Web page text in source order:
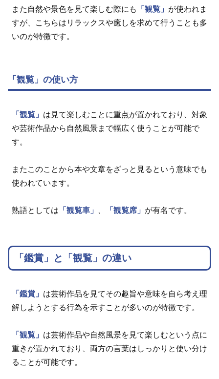
また自然や景色を見て楽しむ際にも 「観覧」 が使われま
すが、こちらはリラックスや癒しを求めて行うことも多
いのが特徴です。
「観覧」の使い方
「観覧」 は見て楽しむことに重点が置かれており、対象
や芸術作品から自然風景まで幅広く使うことが可能で
す。
またこのことから本や文章をざっと見るという意味でも
使われています。
熟語としては 「観覧車」 「観覧席」 が有名です。
「鑑賞」と「観覧」の違い
「鑑賞」 は芸術作品を見てその趣旨や意味を自ら考え理
解しようとする行為を示すことが多いのが特徴です。
「観覧」 は芸術作品や自然風景を見て楽しむという点に
重きが置かれており、両方の言葉はしっかりと使い分け
ることが可能です。